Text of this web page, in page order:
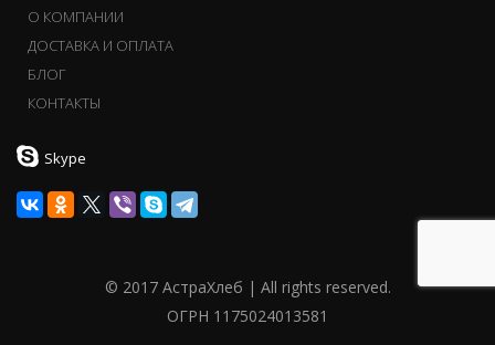
О КОМПАНИИ
ДОСТАВКА И ОПЛАТА
БЛОГ
КОНТАКТЫ
Skype
© 2017 АстраХлеб | All rights reserved.
ОГРН 1175024013581